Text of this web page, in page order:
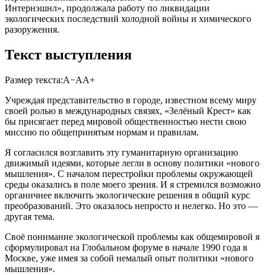
Интернэшнл», продолжала работу по ликвидации
экологических последствий холодной войны и химического
разоружения.
Текст выступления
Размер текста:А−АА+
Учреждая представительство в городе, известном всему миру
своей ролью в международных связях, «Зелёный Крест» как
бы присягает перед мировой общественностью нести свою
миссию по общепринятым нормам и правилам.
Я согласился возглавить эту гуманитарную организацию
движимый идеями, которые легли в основу политики «нового
мышления». С началом перестройки проблемы окружающей
среды оказались в поле моего зрения. И я стремился возможно
органичнее включить экологические решения в общий курс
преобразований. Это оказалось непросто и нелегко. Но это —
другая тема.
Своё понимание экологической проблемы как общемировой я
сформулировал на Глобальном форуме в начале 1990 года в
Москве, уже имея за собой немалый опыт политики «нового
мышления».